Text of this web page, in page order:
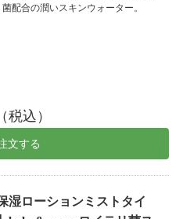
菌配合の潤いスキンウォーター。
税込）
文する
湿ローションミストタイ